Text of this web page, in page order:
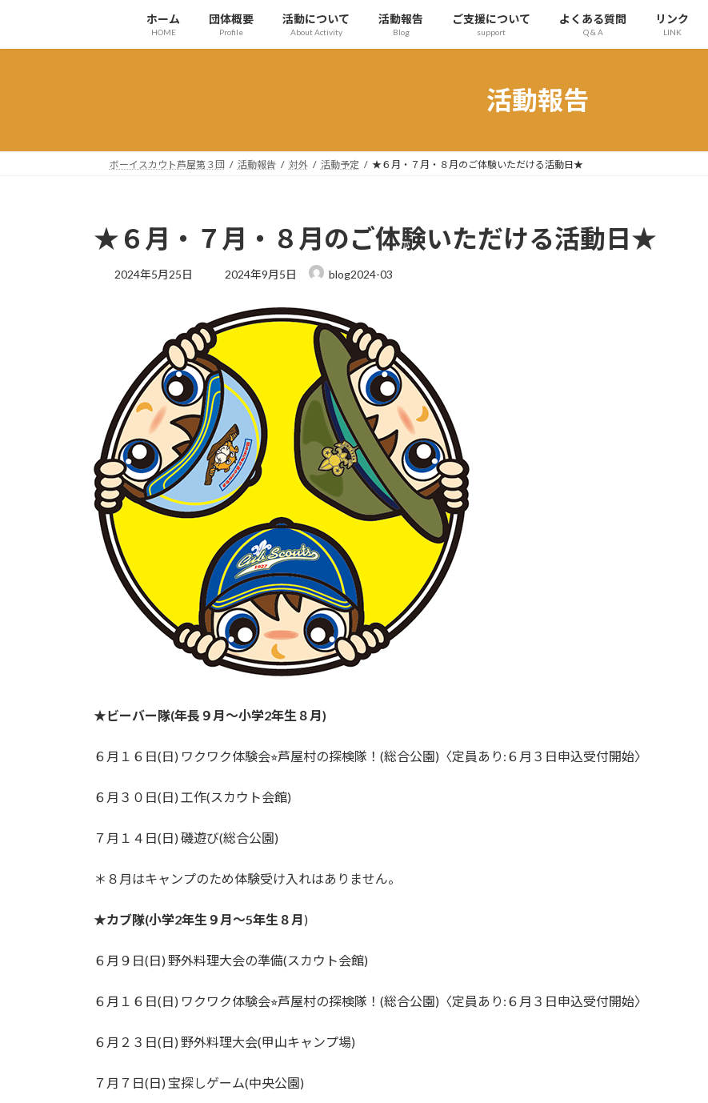
テ
ゲ
ホーム
HOME
団体概要
Profile
活動について
About Activity
活動報告
Blog
ご支援について
support
よくある質問
Q & A
リンク
LINK
活動報告
ボーイスカウト芦屋第３団 活動報告 対外 活動予定 ★６月・７月・８月のご体験いただける活動日★
★６月・７月・８月のご体験いただける活動日★
2024年5月25日
最
新
日
:
2024年9月5日 blog2024-03
★ビーバー隊(年長９月〜小学2年生８月)
６月１６日(日) ワクワク体験会⭐︎芦屋村の探検隊！(総合公園)〈定員あり:６月３日申込受付開始〉
６月３０日(日) 工作(スカウト会館)
７月１４日(日) 磯遊び(総合公園)
＊８月はキャンプのため体験受け入れはありません。
★カブ隊(小学2年生９月〜5年生８月)
６月９日(日) 野外料理大会の準備(スカウト会館)
６月１６日(日) ワクワク体験会⭐︎芦屋村の探検隊！(総合公園)〈定員あり:６月３日申込受付開始〉
６月２３日(日) 野外料理大会(甲山キャンプ場)
７月７日(日) 宝探しゲーム(中央公園)